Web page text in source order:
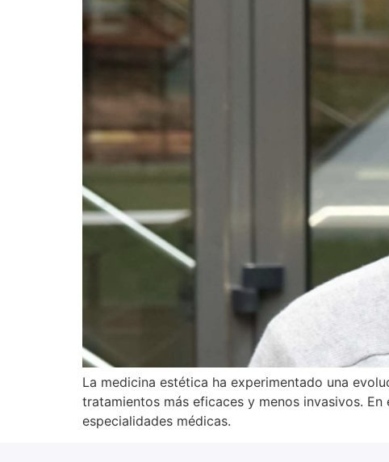
La medicina estética ha experimentado una
tratamientos más eficaces y menos invasivos.
especialidades médicas.